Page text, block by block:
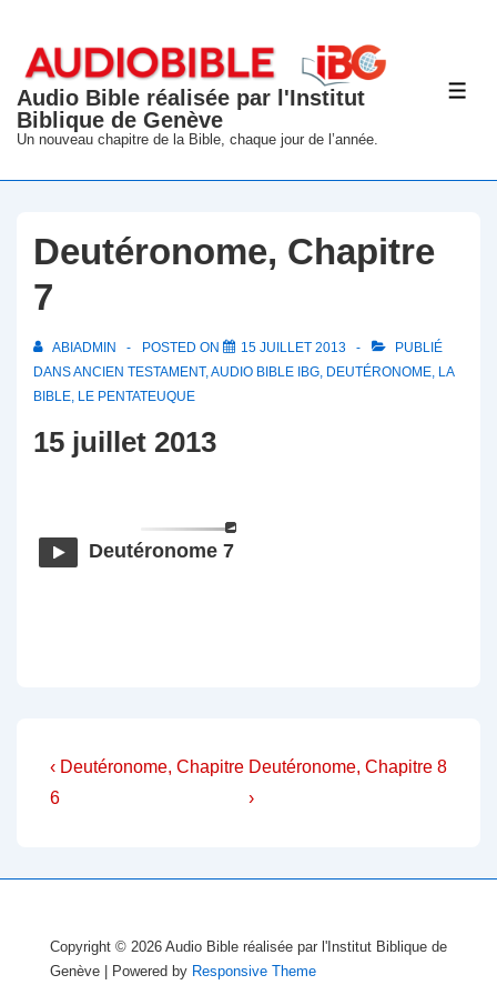
passer
contenu
principal
Audio Bible réalisée par l'Institut
Biblique de Genève
Un nouveau chapitre de la Bible, chaque jour de l’année.
Deutéronome, Chapitre
7
ABIADMIN POSTED ON 15 JUILLET 2013
PUBLIÉ
DANSANCIEN TESTAMENT,AUDIO BIBLE IBG, DEUTÉRONOME, LA
BIBLE, LE PENTATEUQUE
15 juillet 2013
Deutéronome 7
Navigation
de
Previous
Post
‹ Deutéronome, Chapitre
6
Next
Post
Deutéronome, Chapitre 8
›
Copyright © 2026 Audio Bible réalisée par l'Institut Biblique de
Genève
| Powered by Responsive Theme